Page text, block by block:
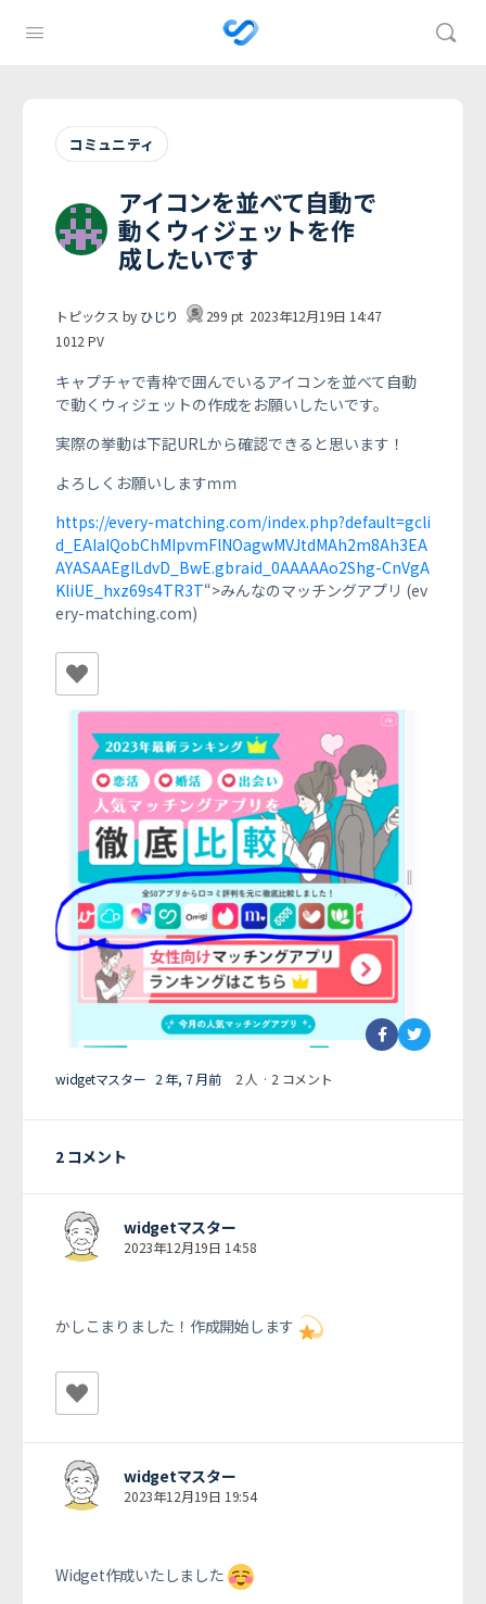
コミュニティ
アイコンを並べて自動で
動くウィジェットを作
成したいです
トピックス by ひじり 299 pt 2023年12月19日 14:47
1012PV
キャプチャで青枠で囲んでいるアイコンを並べて自動
で動くウィジェットの作成をお願いしたいです。
実際の挙動は下記URLから確認できると思います！
よろしくお願いしますｍｍ
https://every-matching.com/index.php?default=gcli
d_EAIaIQobChMIpvmFlNOagwMVJtdMAh2m8Ah3EA
AYASAAEgILdvD_BwE.gbraid_0AAAAAo2Shg-CnVgA
KliUE_hxz69s4TR3T“>みんなのマッチングアプリ (ev
ery-matching.com)
widgetマスター 2 年, 7 月前 2 人 · 2 コメント
2 コメント
widgetマスター
2023年12月19日 14:58
かしこまりました！作成開始します
widgetマスター
2023年12月19日 19:54
Widget作成いたしました